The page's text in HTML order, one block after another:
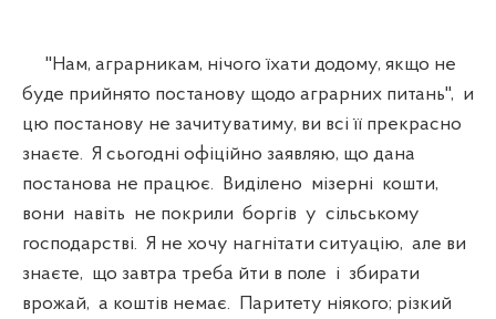
"Нам, аграрникам, нічого їхати додому, якщо не
буде прийнято постанову щодо аграрних питань", и
цю постанову не зачитуватиму, ви всі її прекрасно
знаєте. Я сьогодні офіційно заявляю, що дана
постанова не працює. Виділено мізерні кошти,
вони навіть не покрили боргів у сільському
господарстві. Я не хочу нагнітати ситуацію, але ви
знаєте, що завтра треба йти в поле і збирати
врожай, а коштів немає. Паритету ніякого; різкий